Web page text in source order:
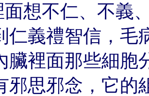
面想不仁、不義
仁義禮智信，毛
臟裡面那些細胞
邪思邪念，它的